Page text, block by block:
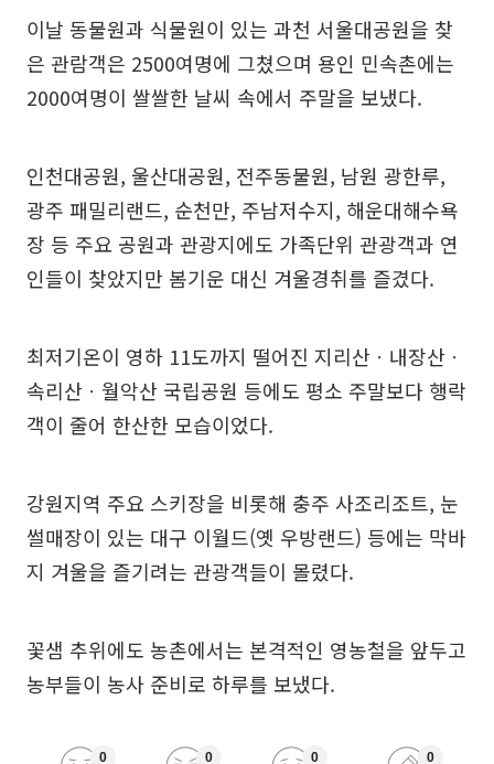
이날 동물원과 식물원이 있는 과천 서울대공원을 찾
은 관람객은 2500여명에 그쳤으며 용인 민속촌에는
2000여명이 쌀쌀한 날씨 속에서 주말을 보냈다.
인천대공원, 울산대공원, 전주동물원, 남원 광한루,
광주 패밀리랜드, 순천만, 주남저수지, 해운대해수욕
장 등 주요 공원과 관광지에도 가족단위 관광객과 연
인들이 찾았지만 봄기운 대신 겨울경취를 즐겼다.
최저기온이 영하 11도까지 떨어진 지리산ㆍ내장산ㆍ
속리산ㆍ월악산 국립공원 등에도 평소 주말보다 행락
객이 줄어 한산한 모습이었다.
강원지역 주요 스키장을 비롯해 충주 사조리조트, 눈
썰매장이 있는 대구 이월드(옛 우방랜드) 등에는 막바
지 겨울을 즐기려는 관광객들이 몰렸다.
꽃샘 추위에도 농촌에서는 본격적인 영농철을 앞두고
농부들이 농사 준비로 하루를 보냈다.
0 0 0 0